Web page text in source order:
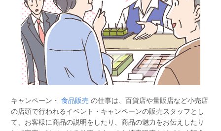
キャンペーン・ 食品販売 の仕事は、百貨店や量販店など小売店
の店頭で行われるイベント・キャンペーンの販売スタッフとし
て、お客様に商品の説明をしたり、商品の魅力をお伝えしたり